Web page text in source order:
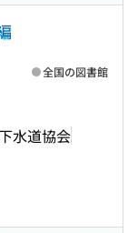
水道協会
全国の図書館